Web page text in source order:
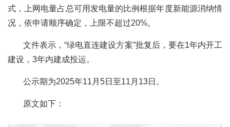
式，上网电量占总可用发电量的比例根据年度新能源消纳情
况，依申请顺序确定，上限不超过20%。
文件表示，“绿电直连建设方案”批复后，要在1年内开工
建设，3年内建成投运。
公示期为2025年11月5日至11月13日。
原文如下：